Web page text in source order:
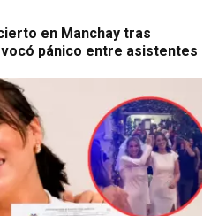
en Manchay tras
pánico entre asistentes